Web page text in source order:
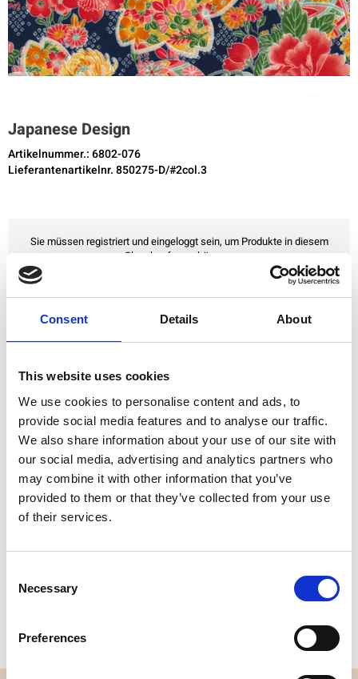
Consent Details About
This website uses cookies
We use cookies to personalise content and ads, to
provide social media features and to analyse our traffic.
We also share information about your use of our site with
our social media, advertising and analytics partners who
may combine it with other information that you’ve
provided to them or that they’ve collected from your use
of their services.
Selection
Necessary
Preferences
Japanese Design
Artikelnummer.: 6802-076
Lieferantenartikelnr. 850275-D/#2col.3
Sie müssen registriert und eingeloggt sein, um Produkte in diesem
Shop kaufen zu können.
Zu Favoriten hinzufügen
Qualität
geprüft
Schnelle
Lieferung
Spezifikation
Breite
Material
100% Baumwolle
Gewicht pro Quadratmeter
0,115 Kg.